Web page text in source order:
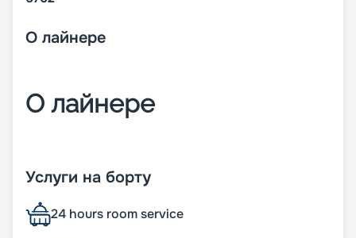
О лайнере
О лайнере
который будет спущен на воду в 2026 году. В
своем первом сезоне он будет выполнять круизы
по Средиземноморью.
На лайнере будет целые 22 палубы, с каютами,
ресторанами, барами и большим количеством
Услуги на борту
24 hours room service